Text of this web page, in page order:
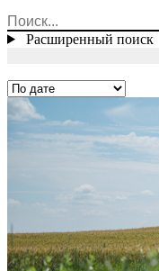
Расширенный поиск